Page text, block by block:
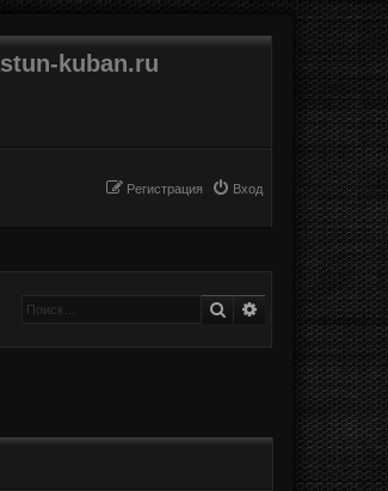
kuban.ru
Вход
Регистрация
Поиск Расширенный